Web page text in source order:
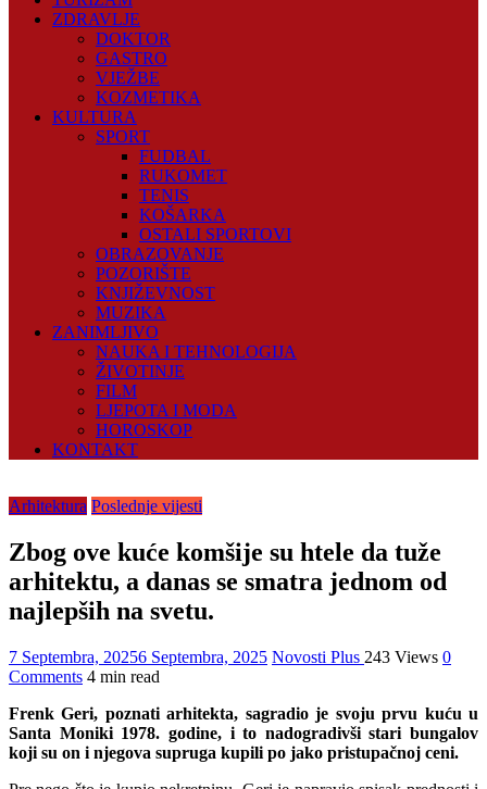
ZDRAVLJE
DOKTOR
GASTRO
VJEŽBE
KOZMETIKA
KULTURA
SPORT
FUDBAL
RUKOMET
TENIS
KOŠARKA
OSTALI SPORTOVI
OBRAZOVANJE
POZORIŠTE
KNJIŽEVNOST
MUZIKA
ZANIMLJIVO
NAUKA I TEHNOLOGIJA
ŽIVOTINJE
FILM
LJEPOTA I MODA
HOROSKOP
KONTAKT
Arhitektura Poslednje vijesti
Zbog ove kuće komšije su htele da tuže
arhitektu, a danas se smatra jednom od
najlepših na svetu.
7 Septembra, 20256 Septembra, 2025 Novosti Plus 243 Views 0
Comments 4 min read
Frenk Geri, poznati arhitekta, sagradio je svoju prvu kuću u
Santa Moniki 1978. godine, i to nadogradivši stari bungalov
koji su on i njegova supruga kupili po jako pristupačnoj ceni.